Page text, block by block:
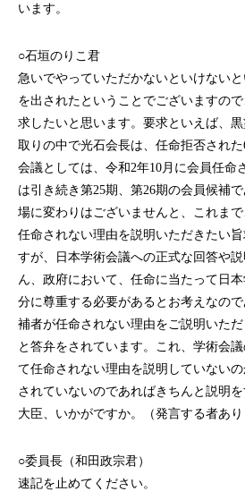
います。
○石垣のりこ君
急いでやっていただかないといけない
を出されたということでございますの
求したいと思います。要求といえば、
取りの中で光石会長は、任命拒否され
会議としては、令和2年10月に会員任命
は引き続き第25期、第26期の会員候補
場に変わりはございませんと、これま
任命されない理由を説明いただきたい
すが、日本学術会議への正式な回答や
ん、政府において、任命に当たって日
分に尊重する必要があるとお考えなの
補者が任命されない理由をご説明いた
と答弁をされています。これ、学術会
て任命されない理由を説明していないの
されていないのであればきちんと説明を
大臣、いかがですか。（発言する者あり
○委員長（和田政宗君）
速記を止めてください。